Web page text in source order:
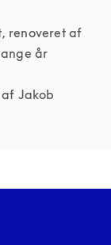
renoveret af
år
Jakob